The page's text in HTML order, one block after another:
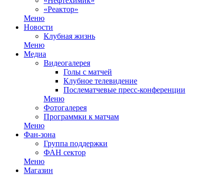
«Реактор»
Меню
Новости
Клубная жизнь
Меню
Медиа
Видеогалерея
Голы с матчей
Клубное телевидение
Послематчевые пресс-конференции
Меню
Фотогалерея
Программки к матчам
Меню
Фан-зона
Группа поддержки
ФАН сектор
Меню
Магазин